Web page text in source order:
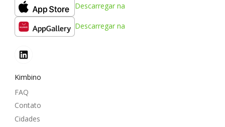
Descarregar na
Descarregar na
Kimbino
FAQ
Contato
Cidades